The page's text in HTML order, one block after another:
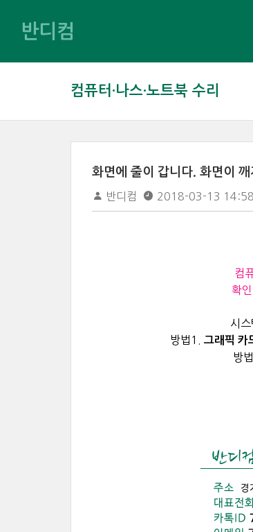
반디컴
컴퓨터·나스·노트북 수리
화면에 줄이 갑니다. 화면이
반디컴 2018-03-13
컴
확
시
방법1. 그래픽 카
방